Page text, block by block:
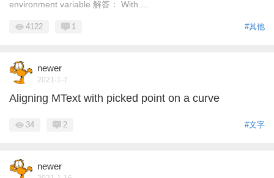
environment variable 解答： With ...
#其他
4122 1
newer
2021-1-7
Aligning MText with picked point on a curve
#文字
34 2
newer